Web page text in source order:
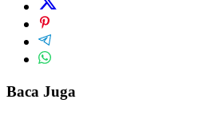
Baca Juga